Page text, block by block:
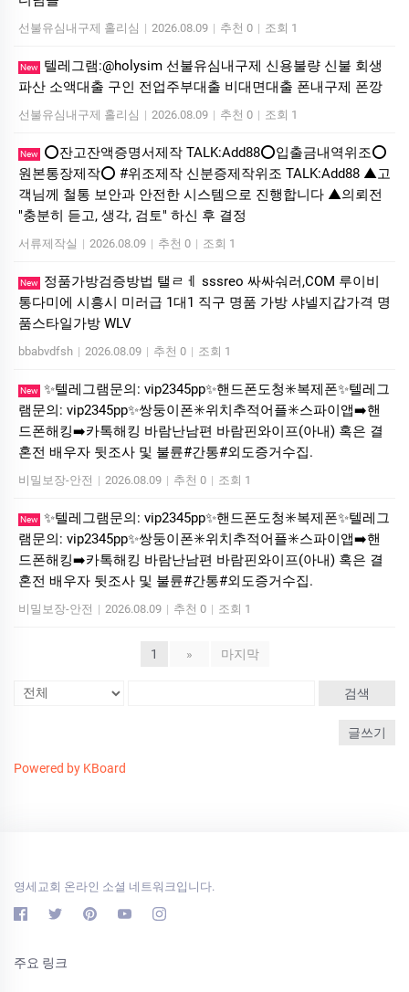
선불유심내구제 홀리심 | 2026.08.09 | 추천 0 | 조회 1
New
텔레그램:@holysim 선불유심내구제 신용불량 신불 회생
파산 소액대출 구인 전업주부대출 비대면대출 폰내구제 폰깡
선불유심내구제 홀리심 | 2026.08.09 | 추천 0 | 조회 1
New
⭕️잔고잔액증명서제작 TALK:Add88⭕️입출금내역위조⭕️
원본통장제작⭕️ #위조제작 신분증제작위조 TALK:Add88 ▲고
객님께 철통 보안과 안전한 시스템으로 진행합니다 ▲의뢰전
"충분히 듣고, 생각, 검토" 하신 후 결정
서류제작실 | 2026.08.09 | 추천 0 | 조회 1
New
정품가방검증방법 탤ㄹㅔ sssreo 싸싸숴러,COM 루이비
통다미에 시흥시 미러급 1대1 직구 명품 가방 샤넬지갑가격 명
품스타일가방 WLV
bbabvdfsh | 2026.08.09 | 추천 0 | 조회 1
New ✨텔레그램문의: vip2345pp✨핸드폰도청✳️복제폰✨텔레그
램문의: vip2345pp✨쌍둥이폰✳️위치추적어플✳️스파이앱➡️핸
드폰해킹➡️카톡해킹 바람난남편 바람핀와이프(아내) 혹은 결
혼전 배우자 뒷조사 및 불륜#간통#외도증거수집.
비밀보장-안전 | 2026.08.09 | 추천 0 | 조회 1
New ✨텔레그램문의: vip2345pp✨핸드폰도청✳️복제폰✨텔레그
램문의: vip2345pp✨쌍둥이폰✳️위치추적어플✳️스파이앱➡️핸
드폰해킹➡️카톡해킹 바람난남편 바람핀와이프(아내) 혹은 결
혼전 배우자 뒷조사 및 불륜#간통#외도증거수집.
비밀보장-안전 | 2026.08.09 | 추천 0 | 조회 1
1 » 마지막
검색
글쓰기
Powered by KBoard
영세교회 온라인 소셜 네트워크입니다.
주요 링크